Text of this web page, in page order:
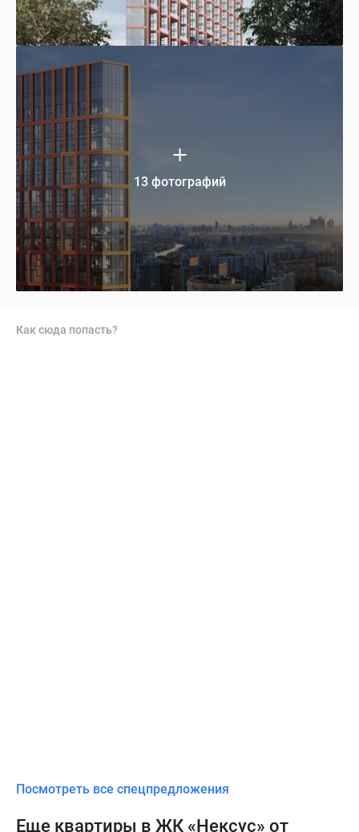
13 фотографий
Как сюда попасть?
Посмотреть все спецпредложения
Еще квартиры в ЖК «Нексус» от